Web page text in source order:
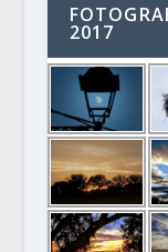
2017